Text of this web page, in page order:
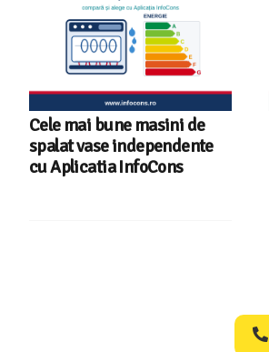
Cele mai bune masini de
spalat vase independente
cu Aplicatia InfoCons